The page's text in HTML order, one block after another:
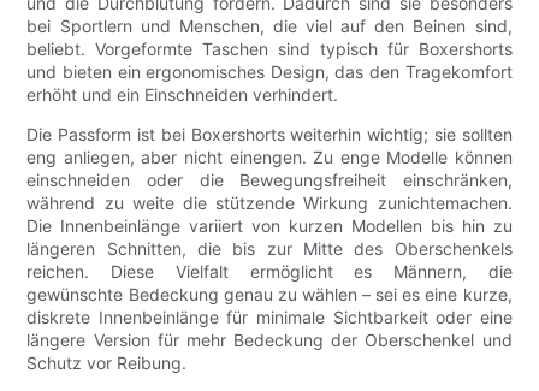
bei Sportlern und Menschen, die viel auf den Beinen sind,
beliebt. Vorgeformte Taschen sind typisch für Boxershorts
und bieten ein ergonomisches Design, das den Tragekomfort
erhöht und ein Einschneiden verhindert.
Die Passform ist bei Boxershorts weiterhin wichtig; sie sollten
eng anliegen, aber nicht einengen. Zu enge Modelle können
einschneiden oder die Bewegungsfreiheit einschränken,
während zu weite die stützende Wirkung zunichtemachen.
Die Innenbeinlänge variiert von kurzen Modellen bis hin zu
längeren Schnitten, die bis zur Mitte des Oberschenkels
reichen. Diese Vielfalt ermöglicht es Männern, die
gewünschte Bedeckung genau zu wählen – sei es eine kurze,
diskrete Innenbeinlänge für minimale Sichtbarkeit oder eine
längere Version für mehr Bedeckung der Oberschenkel und
Schutz vor Reibung.